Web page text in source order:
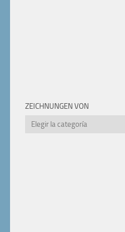
ZEICHNUNGEN VON
Zeichnungen